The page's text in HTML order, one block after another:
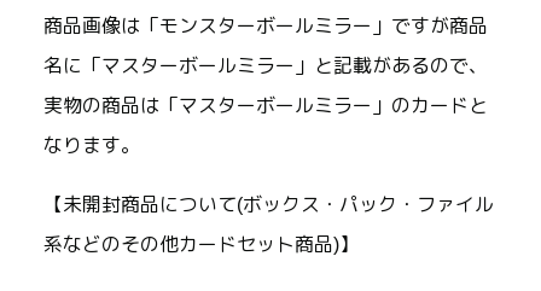
商品画像は「モンスターボールミラー」ですが商品
名に「マスターボールミラー」と記載があるので、
実物の商品は「マスターボールミラー」のカードと
なります。
【未開封商品について(ボックス・パック・ファイル
系などのその他カードセット商品)】